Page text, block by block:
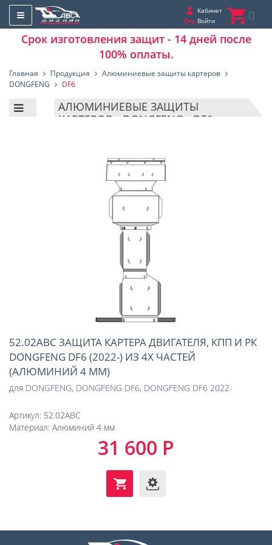
Кабинет
Войти
0
Срок изготовления защит - 14 дней после
100% оплаты.
Главная Продукция
Алюминиевые защиты картеров
DONGFENG
DF6
АЛЮМИНИЕВЫЕ ЗАЩИТЫ
КАРТЕРОВ - DONGFENG - DF6
52.02ABC ЗАЩИТА КАРТЕРА ДВИГАТЕЛЯ, КПП И РК
DONGFENG DF6 (2022-) ИЗ 4Х ЧАСТЕЙ
(АЛЮМИНИЙ 4 ММ)
для DONGFENG, DONGFENG DF6, DONGFENG DF6 2022-
Артикул: 52.02ABC
Материал: Алюминий 4 мм
31 600 Р